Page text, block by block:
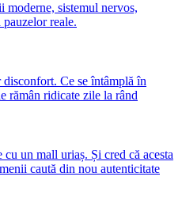
sistemul nervos,
reale.
Ce se întâmplă în
rămân ridicate zile la rând
cu un mall uriaș. Și cred că acesta
caută din nou autenticitate